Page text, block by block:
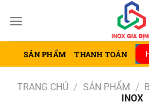
đến
SẢN PHẨM THANH TOÁN
TRANG CHỦ / SẢN PHẨM /
INOX